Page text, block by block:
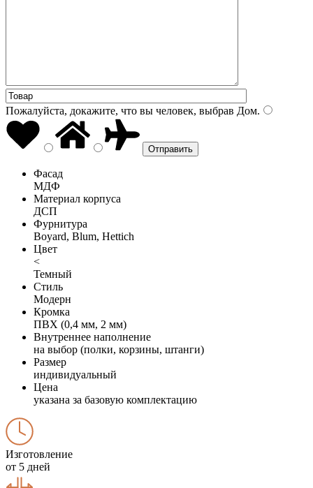
Пожалуйста, докажите, что вы человек, выбрав Дом.
Фасад
МДФ
Материал корпуса
ДСП
Фурнитура
Boyard, Blum, Hettich
Цвет
<
Темный
Стиль
Модерн
Кромка
ПВХ (0,4 мм, 2 мм)
Внутреннее наполнение
на выбор (полки, корзины, штанги)
Размер
индивидуальный
Цена
указана за базовую комплектацию
Изготовление
от 5 дней